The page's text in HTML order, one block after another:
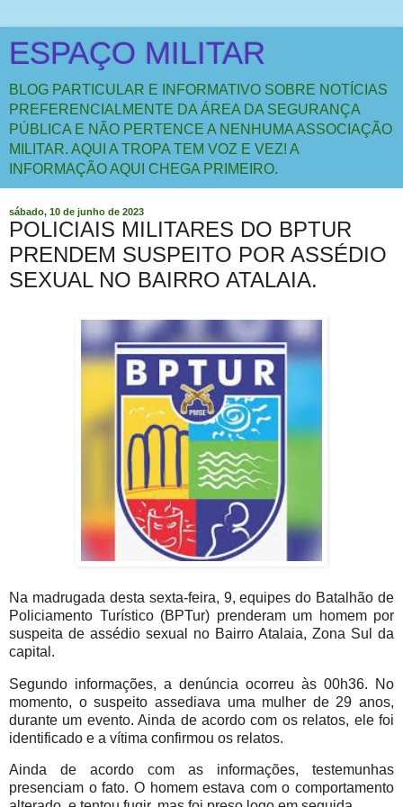
ESPAÇO MILITAR
BLOG PARTICULAR E INFORMATIVO SOBRE NOTÍCIAS
PREFERENCIALMENTE DA ÁREA DA SEGURANÇA
PÚBLICA E NÃO PERTENCE A NENHUMA ASSOCIAÇÃO
MILITAR. AQUI A TROPA TEM VOZ E VEZ! A
INFORMAÇÃO AQUI CHEGA PRIMEIRO.
sábado, 10 de junho de 2023
POLICIAIS MILITARES DO BPTUR
PRENDEM SUSPEITO POR ASSÉDIO
SEXUAL NO BAIRRO ATALAIA.
Na madrugada desta sexta-feira, 9, equipes do Batalhão de
Policiamento Turístico (BPTur) prenderam um homem por
suspeita de assédio sexual no Bairro Atalaia, Zona Sul da
capital.
Segundo informações, a denúncia ocorreu às 00h36. No
momento, o suspeito assediava uma mulher de 29 anos,
durante um evento. Ainda de acordo com os relatos, ele foi
identificado e a vítima confirmou os relatos.
Ainda de acordo com as informações, testemunhas
presenciam o fato. O homem estava com o comportamento